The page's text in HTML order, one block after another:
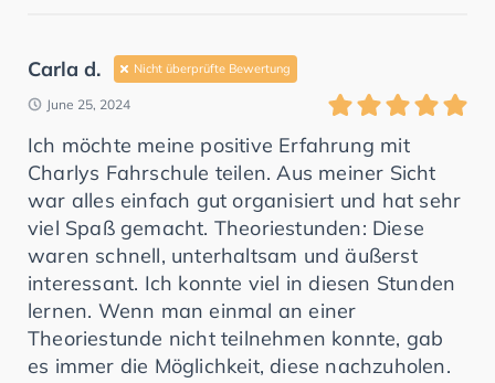
Carla d. Nicht überprüfte Bewertung
June 25, 2024
Ich möchte meine positive Erfahrung mit
Charlys Fahrschule teilen. Aus meiner Sicht
war alles einfach gut organisiert und hat sehr
viel Spaß gemacht. Theoriestunden: Diese
waren schnell, unterhaltsam und äußerst
interessant. Ich konnte viel in diesen Stunden
lernen. Wenn man einmal an einer
Theoriestunde nicht teilnehmen konnte, gab
es immer die Möglichkeit, diese nachzuholen.